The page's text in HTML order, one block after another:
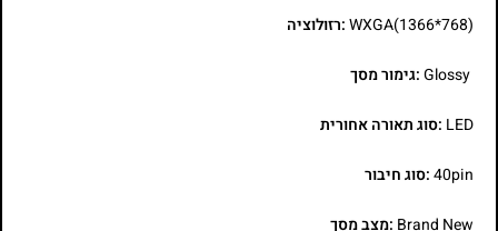
WXGA(1366*768):רזולוציה
Glossy:גימור מסך
LED :סוג תאורה אחורית
40pin:סוג חיבור
Brand New :מצב מסך